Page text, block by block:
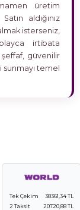
üretim
aldığınız
isterseniz,
irtibata
güvenilir
sunmayı temel
Tek Çekim
38361,34 TL
2 Taksit
20720,88 TL